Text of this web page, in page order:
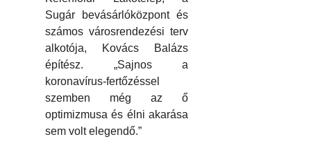
Sugár bevásárlóközpont és
számos városrendezési terv
alkotója, Kovács Balázs
építész. „Sajnos a
koronavírus-fertőzéssel
szemben még az ő
optimizmusa és élni akarása
sem volt elegendő.”